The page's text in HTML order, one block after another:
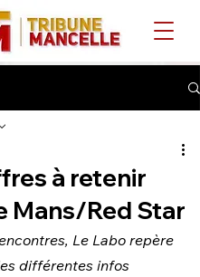
à retenir
Mans/Red Star
Le Labo repère
différentes infos